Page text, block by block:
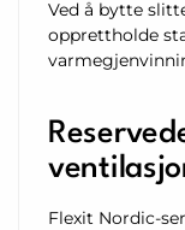
Ved å bytte
opprettholde
Flexit Nordic-